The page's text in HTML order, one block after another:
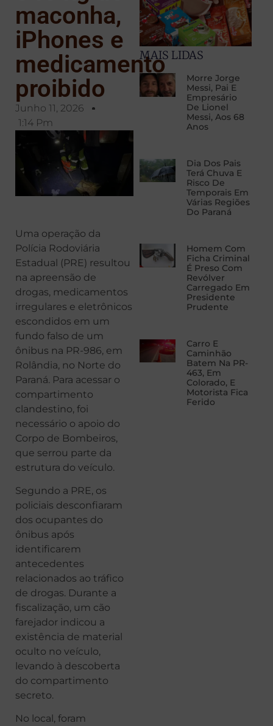
maconha,
iPhones e
medicamento
proibido
Junho 11, 2026
1:14 Pm
Uma operação da
Polícia Rodoviária
Estadual (PRE) resultou
na apreensão de
drogas, medicamentos
irregulares e eletrônicos
escondidos em um
fundo falso de um
ônibus na PR-986, em
Rolândia, no Norte do
Paraná. Para acessar o
compartimento
clandestino, foi
necessário o apoio do
Corpo de Bombeiros,
que serrou parte da
estrutura do veículo.
Segundo a PRE, os
policiais desconfiaram
dos ocupantes do
ônibus após
identificarem
antecedentes
relacionados ao tráfico
de drogas. Durante a
fiscalização, um cão
farejador indicou a
existência de material
oculto no veículo,
levando à descoberta
do compartimento
secreto.
No local, foram
MAIS LIDAS
Morre Jorge
Messi, Pai E
Empresário
De Lionel
Messi, Aos 68
Anos
Dia Dos Pais
Terá Chuva E
Risco De
Temporais Em
Várias Regiões
Do Paraná
Homem Com
Ficha Criminal
É Preso Com
Revólver
Carregado Em
Presidente
Prudente
Carro E
Caminhão
Batem Na PR-
463, Em
Colorado, E
Motorista Fica
Ferido